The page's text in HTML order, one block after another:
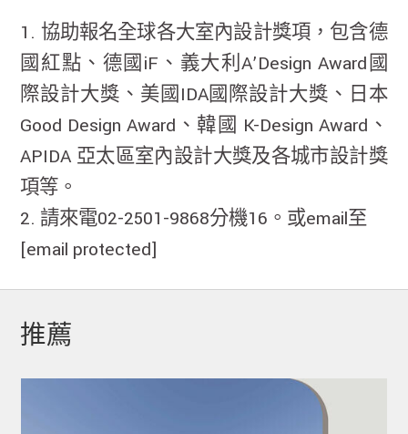
1. 協助報名全球各大室內設計獎項，包含德
國紅點、德國iF、義大利A’Design Award國
際設計大獎、美國IDA國際設計大獎、日本
Good Design Award、韓國 K-Design Award、
APIDA 亞太區室內設計大獎及各城市設計獎
項等。
2. 請來電02-2501-9868分機16。或email至
[email protected]
推薦